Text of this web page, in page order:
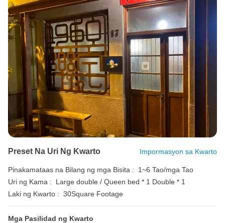
Preset Na Uri Ng Kwarto Impormasyon sa Kwarto
Pinakamataas na Bilang ng mga Bisita :
1~6 Tao/mga Tao
Uri ng Kama :
Large double / Queen bed * 1 Double * 1
Laki ng Kwarto : 30Square Footage
Mga Pasilidad ng Kwarto